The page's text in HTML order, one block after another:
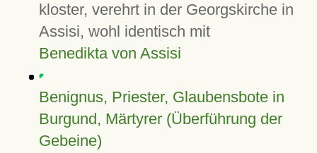
kloster, verehrt in der Georgskirche in
Assisi, wohl identisch mit
Benedikta von Assisi
Benignus, Priester, Glaubensbote in
Burgund, Märtyrer (Überführung der
Gebeine)